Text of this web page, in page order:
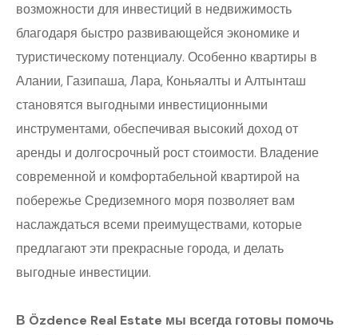
возможности для инвестиций в недвижимость
благодаря быстро развивающейся экономике и
туристическому потенциалу. Особенно квартиры в
Алании, Газипаша, Лара, Коньяалты и Алтынташ
становятся выгодными инвестиционными
инструментами, обеспечивая высокий доход от
аренды и долгосрочный рост стоимости. Владение
современной и комфортабельной квартирой на
побережье Средиземного моря позволяет вам
наслаждаться всеми преимуществами, которые
предлагают эти прекрасные города, и делать
выгодные инвестиции.
В Özdence Real Estate мы всегда готовы помочь